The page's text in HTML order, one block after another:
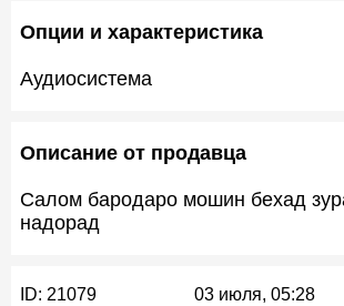
Опции и характеристика
Аудиосистема
Описание от продавца
Салом бародаро мошин бехад
надорад
ID: 21079 03 июля, 05:28